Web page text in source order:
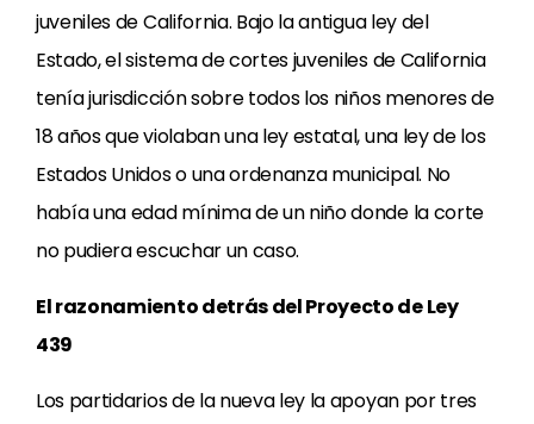
juveniles de California. Bajo la antigua ley del
Estado, el sistema de cortes juveniles de California
tenía jurisdicción sobre todos los niños menores de
18 años que violaban una ley estatal, una ley de los
Estados Unidos o una ordenanza municipal. No
había una edad mínima de un niño donde la corte
no pudiera escuchar un caso.
El razonamiento detrás del Proyecto de Ley
439
Los partidarios de la nueva ley la apoyan por tres